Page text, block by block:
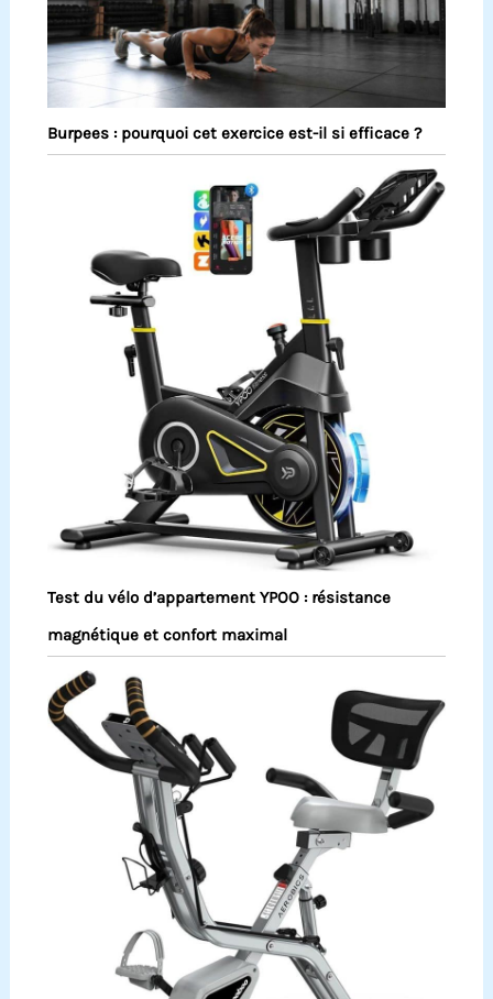
Burpees : pourquoi cet exercice est-il si efficace ?
Test du vélo d’appartement YPOO : résistance
magnétique et confort maximal